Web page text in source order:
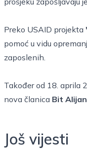
Preko USAID projekta
pomoć u vidu
zaposlenih.
Također od 18. aprila
nova članica Bit
Još vijesti